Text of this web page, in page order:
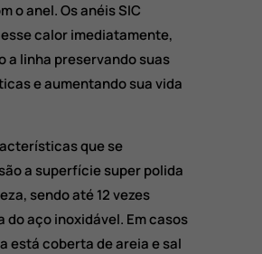
o anel. Os anéis SIC
calor imediatamente,
a linha preservando suas
e aumentando sua vida
que se
a superfície super polida
sendo até 12 vezes
do aço inoxidável. Em casos
está coberta de areia e sal